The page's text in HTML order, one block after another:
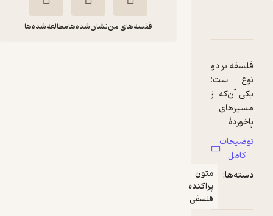
فلسفه بر دو
نوع است:
یکی آن‌که از
مسیرهای
پاخوردۀ
سنت
فلسفی و
اندیشمندا
نِ بزرگ
توضیحات
کامل
دسته‌ها:
متون
پراکنده
فلسفی
قفسه‌های من نشان‌شده‌هامطالعه‌شده‌ها